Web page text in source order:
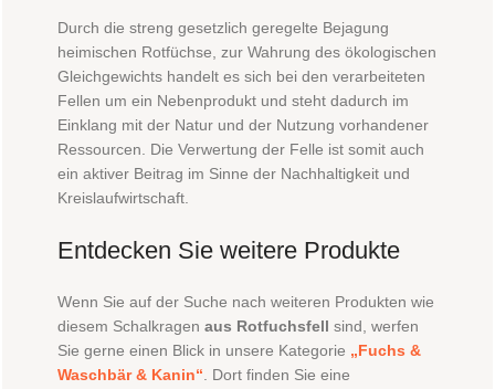
Durch die streng gesetzlich geregelte Bejagung
heimischen Rotfüchse, zur Wahrung des ökologischen
Gleichgewichts handelt es sich bei den verarbeiteten
Fellen um ein Nebenprodukt und steht dadurch im
Einklang mit der Natur und der Nutzung vorhandener
Ressourcen. Die Verwertung der Felle ist somit auch
ein aktiver Beitrag im Sinne der Nachhaltigkeit und
Kreislaufwirtschaft.
Entdecken Sie weitere Produkte
Wenn Sie auf der Suche nach weiteren Produkten wie
diesem Schalkragen aus Rotfuchsfell sind, werfen
Sie gerne einen Blick in unsere Kategorie „Fuchs &
Waschbär & Kanin“ . Dort finden Sie eine